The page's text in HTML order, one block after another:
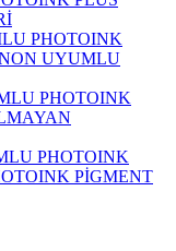
PHOTOINK
UYUMLU
PHOTOINK
PHOTOINK
PİGMENT